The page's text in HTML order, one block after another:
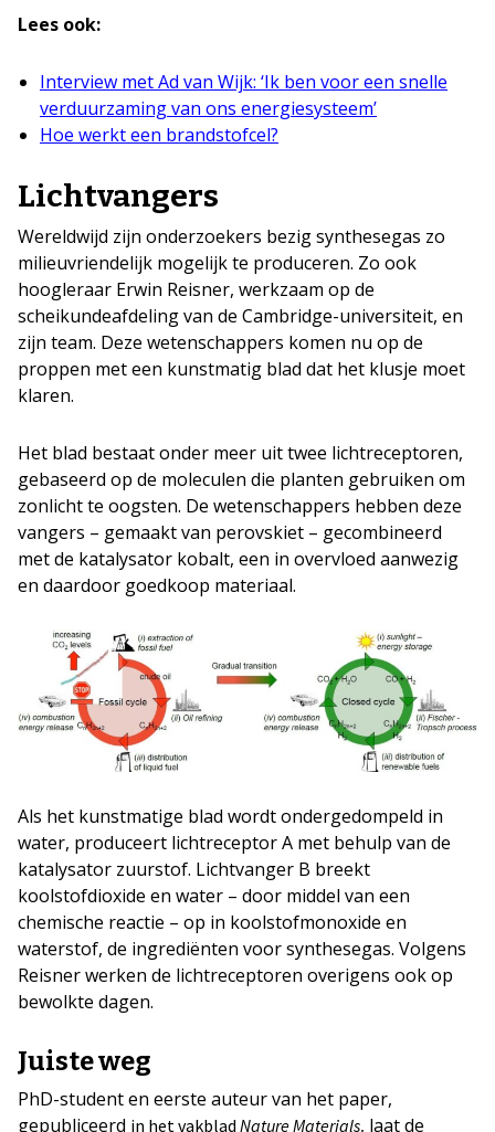
Lees ook:
Interview met Ad van Wijk: ‘Ik ben voor een snelle
verduurzaming van ons energiesysteem’
Hoe werkt een brandstofcel?
Lichtvangers
Wereldwijd zijn onderzoekers bezig synthesegas zo
milieuvriendelijk mogelijk te produceren. Zo ook
hoogleraar Erwin Reisner, werkzaam op de
scheikundeafdeling van de Cambridge-universiteit, en
zijn team. Deze wetenschappers komen nu op de
proppen met een kunstmatig blad dat het klusje moet
klaren.
Het blad bestaat onder meer uit twee lichtreceptoren,
gebaseerd op de moleculen die planten gebruiken om
zonlicht te oogsten. De wetenschappers hebben deze
vangers – gemaakt van perovskiet – gecombineerd
met de katalysator kobalt, een in overvloed aanwezig
en daardoor goedkoop materiaal.
Als het kunstmatige blad wordt ondergedompeld in
water, produceert lichtreceptor A met behulp van de
katalysator zuurstof. Lichtvanger B breekt
koolstofdioxide en water – door middel van een
chemische reactie – op in koolstofmonoxide en
waterstof, de ingrediënten voor synthesegas. Volgens
Reisner werken de lichtreceptoren overigens ook op
bewolkte dagen.
Juiste weg
PhD-student en eerste auteur van het paper,
gepubliceerd in het vakblad Nature Materials, laat de